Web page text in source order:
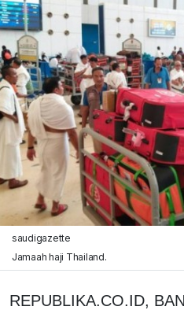
saudigazette
Jamaah haji Thailand.
REPUBLIKA.CO.ID,